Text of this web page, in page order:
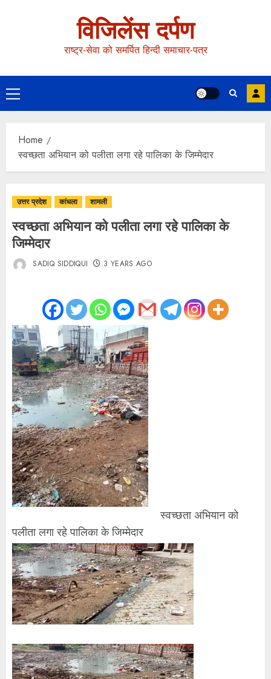
विजिलेंस दर्पण
राष्ट्र-सेवा को समर्पित हिन्दी समाचार-पत्र
Home
स्वच्छता अभियान को पलीता लगा रहे पालिका के जिम्मेदार
उत्तर प्रदेश कांधला शामली
स्वच्छता अभियान को पलीता लगा रहे पालिका के
जिम्मेदार
SADIQ SIDDIQUI 3 YEARS AGO
स्वच्छता अभियान को
पलीता लगा रहे पालिका के जिम्मेदार